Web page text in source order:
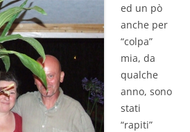
ed un pò
anche per
“colpa”
mia, da
qualche
anno, sono
stati
“rapiti”